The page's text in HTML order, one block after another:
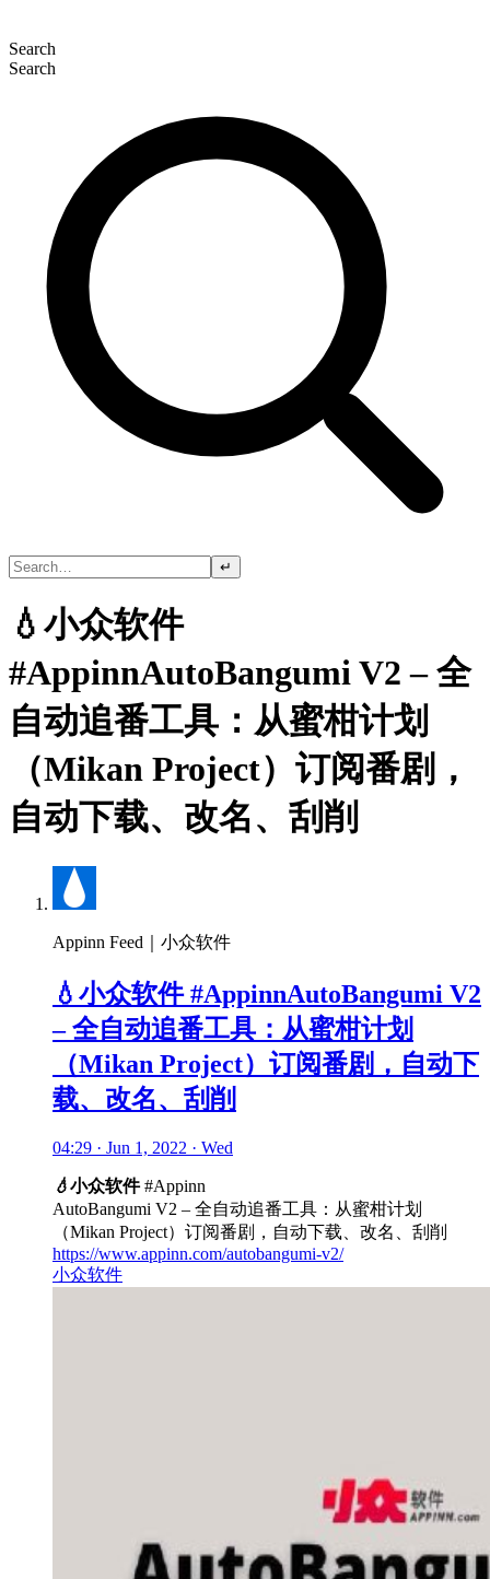
Search
Search
↵
💧小众软件
#AppinnAutoBangumi V2 – 全
自动追番工具：从蜜柑计划
（Mikan Project）订阅番剧，
自动下载、改名、刮削
Appinn Feed｜小众软件
💧小众软件 #AppinnAutoBangumi V2
– 全自动追番工具：从蜜柑计划
（Mikan Project）订阅番剧，自动下
载、改名、刮削
04:29 · Jun 1, 2022 · Wed
💧小众软件#Appinn
AutoBangumi V2 – 全自动追番工具：从蜜柑计划
（Mikan Project）订阅番剧，自动下载、改名、刮削
https://www.appinn.com/autobangumi-v2/
小众软件